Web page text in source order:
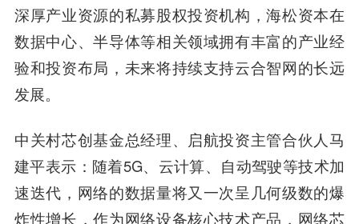
深厚产业资源的私募股权投资机构，海松资本在
数据中心、半导体等相关领域拥有丰富的产业经
验和投资布局，未来将持续支持云合智网的长远
发展。
中关村芯创基金总经理、启航投资主管合伙人马
建平表示 ： 随着5G、云计算、自动驾驶等技术加
速迭代，网络的数据量将又一次呈几何级数的爆
炸性增长，作为网络设备核心技术产品，网络芯